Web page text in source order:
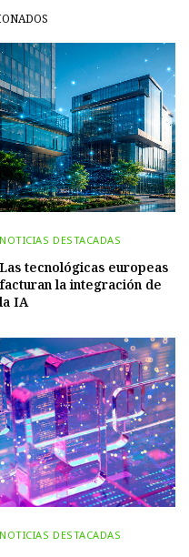
NOTICIAS DESTACADAS
Las tecnológicas europeas
facturan la integración de
la IA
NOTICIAS DESTACADAS